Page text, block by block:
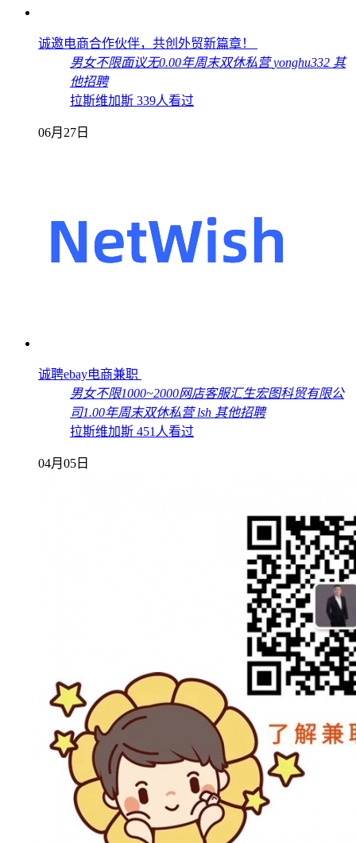
诚邀电商合作伙伴，共创外贸新篇章！
男女不限面议无0.00年周末双休私营 yonghu332 其
他招聘
拉斯维加斯 339人看过
06月27日
诚聘ebay电商兼职
男女不限1000~2000网店客服汇生宏图科贸有限公
司1.00年周末双休私营 lsh 其他招聘
拉斯维加斯 451人看过
04月05日